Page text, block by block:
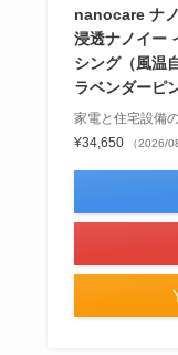
nanocare ナ
浸透ナノイー
シング（風温
ラベンダーピ
家電と住宅設備
¥34,650
（2026/